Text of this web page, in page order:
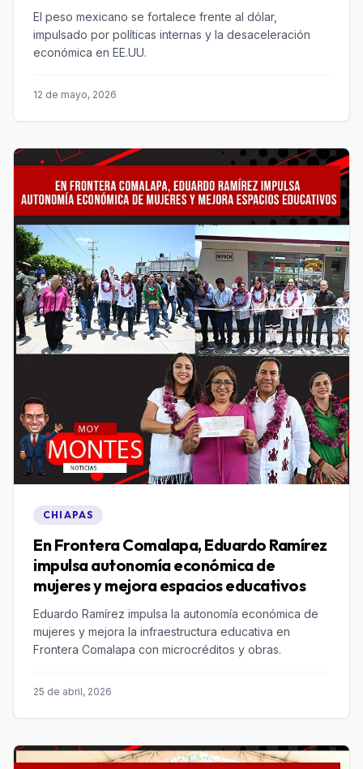
El peso mexicano se fortalece frente al dólar,
impulsado por políticas internas y la desaceleración
económica en EE.UU.
12 de mayo, 2026
CHIAPAS
En Frontera Comalapa, Eduardo Ramírez
impulsa autonomía económica de
mujeres y mejora espacios educativos
Eduardo Ramírez impulsa la autonomía económica de
mujeres y mejora la infraestructura educativa en
Frontera Comalapa con microcréditos y obras.
25 de abril, 2026